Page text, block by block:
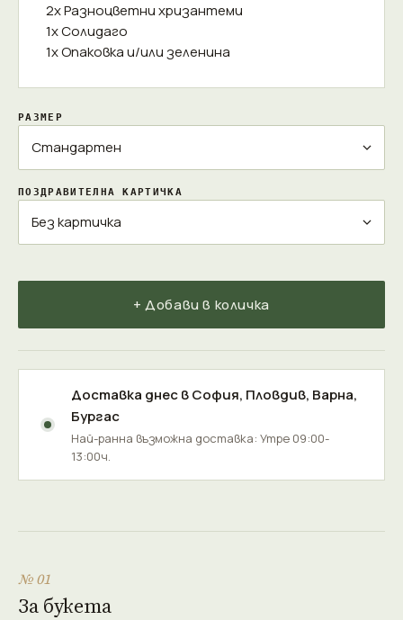
2x Разноцветни хризантеми
1x Солидаго
1x Опаковка и/или зеленина
РАЗМЕР
ПОЗДРАВИТЕЛНА КАРТИЧКА
+ Добави в количка
Доставка днес вСофия, Пловдив, Варна,
Бургас
Най-ранна възможна доставка: Утре 09:00-
13:00ч.
№ 01
За букета